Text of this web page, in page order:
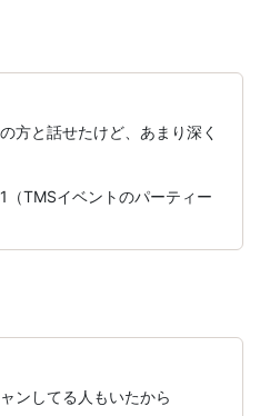
方と話せたけど、あまり深く
TMSイベントのパーティー
ンしてる人もいたから